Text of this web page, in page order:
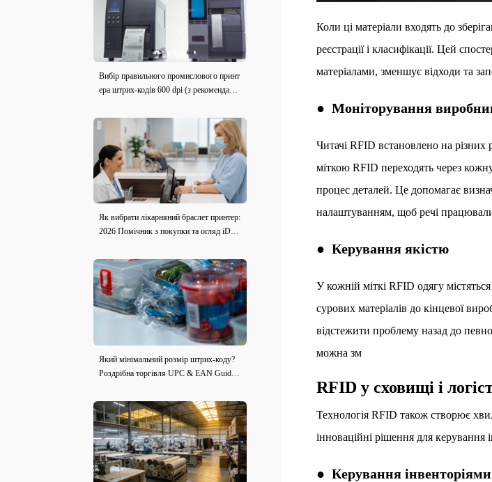
Коли ці матеріали входять до
реєстрації і класифікації. Цей
матеріалами, зменшує відходи та
● Моніторування
Читачі RFID встановлено на
міткою RFID переходять через
процес деталей. Це допомагає
налаштуванням, щоб речі
● Керування якістю
У кожній міткі RFID одягу
сурових матеріалів до кінцевої
відстежити проблему назад до
можна зм
RFID у сховищі і
Технологія RFID також створює
інноваційні рішення для керування
● Керування інвенторіями
Вибір правильного промислового принт
ера штрих-кодів 600 dpi (з рекомендація
Як вибрати лікарняний браслет принтер:
2026 Помічник з покупки та огляд iDPR
Який мінімальний розмір штрих-коду?
Роздрібна торгівля UPC & EAN Guide